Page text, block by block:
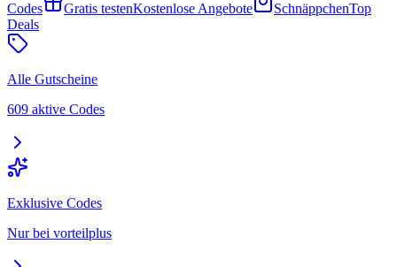
Codes
Gratis testenKostenlose Angebote SchnäppchenTop
Deals
Alle Gutscheine
609 aktive Codes
Exklusive Codes
Nur bei vorteilplus